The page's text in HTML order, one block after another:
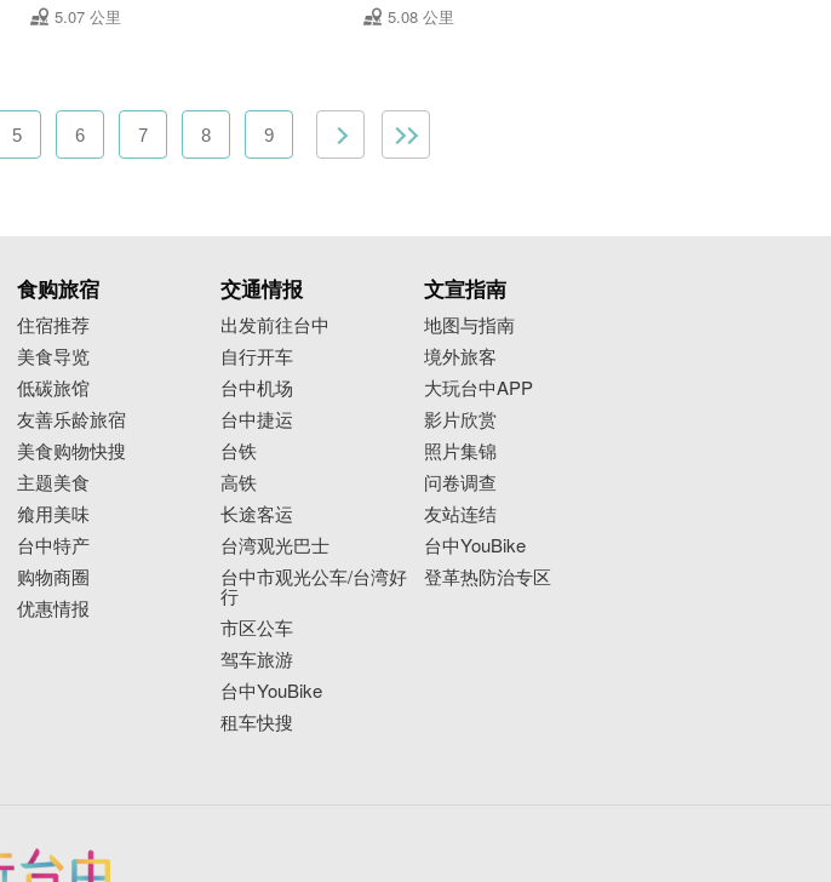
5.07 公里 5.08 公里
5 6 7 8 9
食购旅宿
住宿推荐
美食导览
低碳旅馆
友善乐龄旅宿
美食购物快搜
主题美食
飨用美味
台中特产
购物商圈
优惠情报
交通情报
出发前往台中
自行开车
台中机场
台中捷运
台铁
高铁
长途客运
台湾观光巴士
台中市观光公车/台湾好
行
市区公车
驾车旅游
台中YouBike
租车快搜
文宣指南
地图与指南
境外旅客
大玩台中APP
影片欣赏
照片集锦
问卷调查
友站连结
台中YouBike
登革热防治专区